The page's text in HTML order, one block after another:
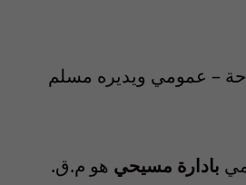
– عمومي ويديره مسلم
بادارة مسيحي هو م.ق.